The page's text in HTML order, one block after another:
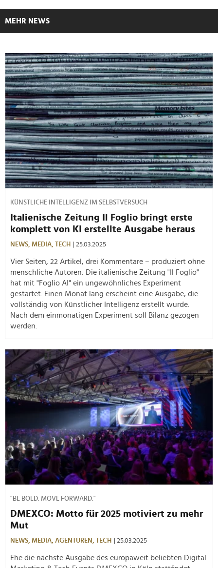
MEHR NEWS
KÜNSTLICHE INTELLIGENZ IM SELBSTVERSUCH
Italienische Zeitung Il Foglio bringt erste
komplett von KI erstellte Ausgabe heraus
NEWS, MEDIA, TECH | 25.03.2025
Vier Seiten, 22 Artikel, drei Kommentare – produziert ohne
menschliche Autoren: Die italienische Zeitung "Il Foglio"
hat mit "Foglio AI" ein ungewöhnliches Experiment
gestartet. Einen Monat lang erscheint eine Ausgabe, die
vollständig von Künstlicher Intelligenz erstellt wurde.
Nach dem einmonatigen Experiment soll Bilanz gezogen
werden.
"BE BOLD. MOVE FORWARD."
DMEXCO: Motto für 2025 motiviert zu mehr
Mut
NEWS, MEDIA, AGENTUREN, TECH | 25.03.2025
Ehe die nächste Ausgabe des europaweit beliebten Digital